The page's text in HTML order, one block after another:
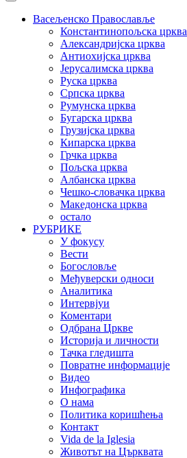
Васељенско Православље
Константинопољска црква
Александријска црква
Антиохијска црква
Јерусалимска црква
Руска црква
Српска црква
Румунска црква
Бугарска црква
Грузијска црква
Кипарска црква
Грчка црква
Пољска црква
Албанска црква
Чешко-словачка црква
Македонска црква
остало
РУБРИКЕ
У фокусу
Вести
Богословље
Међуверски односи
Аналитика
Интервјуи
Коментари
Одбрана Цркве
Историја и личности
Тачка гледишта
Повратне информације
Видео
Инфографика
О нама
Политика коришћења
Контакт
Vida de la Iglesia
Животът на Църквата